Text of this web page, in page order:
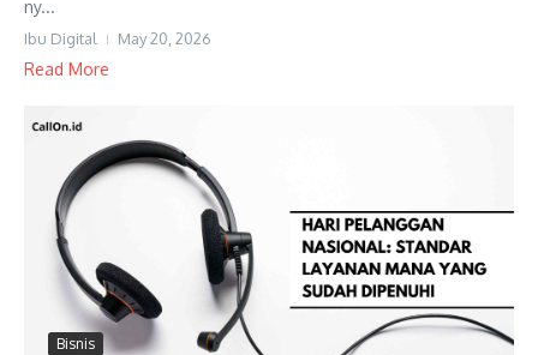
ny...
Ibu Digital May 20, 2026
Read More
Bisnis